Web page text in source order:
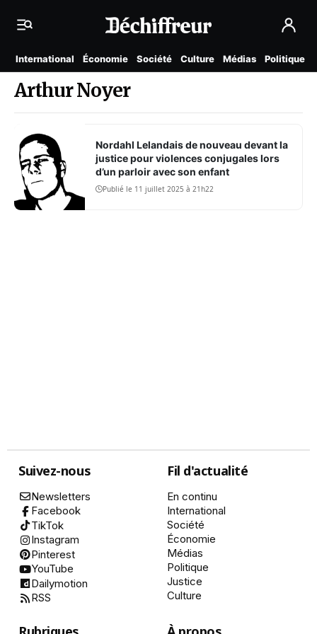
International Économie Société Culture Médias Politique
Arthur Noyer
Nordahl Lelandais de nouveau devant la
justice pour violences conjugales lors
d’un parloir avec son enfant
Publié le 11 juillet 2025 à 21h22
Suivez-nous
Newsletters
Facebook
TikTok
Instagram
Pinterest
YouTube
Dailymotion
RSS
Fil d'actualité
En continu
International
Société
Économie
Médias
Politique
Justice
Culture